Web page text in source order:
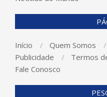
Início Quem Somos
Publicidade
Termos
Fale Conosco